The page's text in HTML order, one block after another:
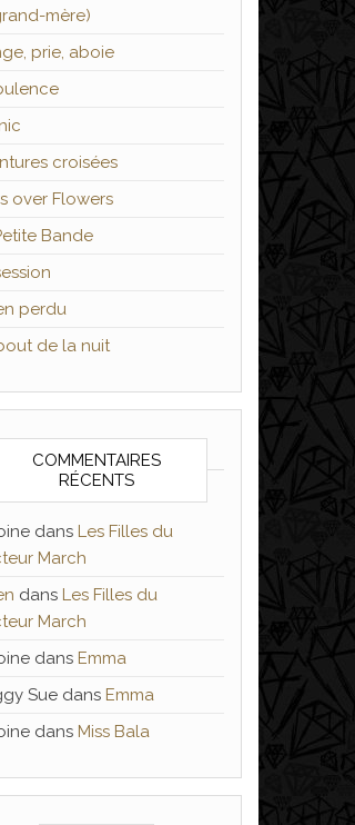
mère)
prie, aboie
croisées
over Flowers
Bande
perdu
de la nuit
COMMENTAIRES
RÉCENTS
dans Les Filles du
March
dans Les Filles du
March
dans Emma
Suedans Emma
dans Miss Bala